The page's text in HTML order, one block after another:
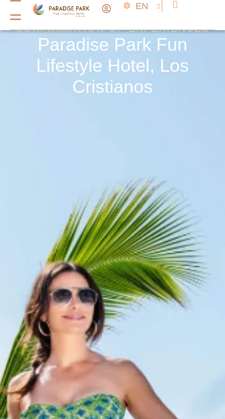
EN
CONFIRMATION OF EXPERIENCES
Paradise Park Fun
Lifestyle Hotel, Los
Cristianos